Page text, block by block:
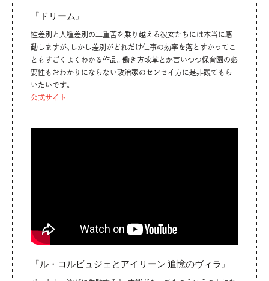
『ドリーム』
性差別と人種差別の二重苦を乗り越える彼女たちには本当に感
動しますが、しかし差別がどれだけ仕事の効率を落とすかってこ
ともすごくよくわかる作品。働き方改革とか言いつつ保育園の必
要性もおわかりにならない政治家のセンセイ方に是非観てもら
いたいです。
公式サイト
『ル・コルビュジェとアイリーン 追憶のヴィラ』